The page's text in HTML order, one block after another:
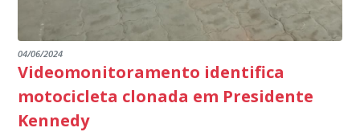
04/06/2024
Videomonitoramento identifica
motocicleta clonada em Presidente
Kennedy